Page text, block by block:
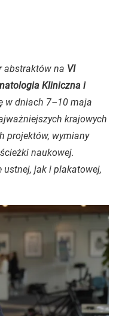
abstraktów na VI
Kliniczna i
w dniach 7–10 maja
krajowych
projektów, wymiany
naukowej.
ustnej, jak i plakatowej,